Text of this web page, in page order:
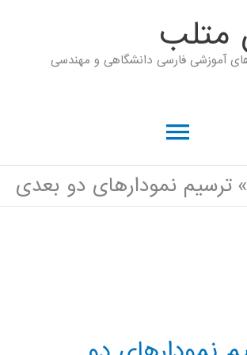
متلب
آموزشی فارسی دانشگاهی و مهندسی
فهرست
اصلی
ترسیم نمودارهای دو بعدی